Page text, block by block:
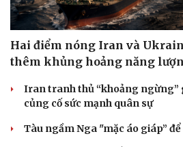
Hai điểm nóng Iran và
thêm khủng hoảng năng
Iran tranh thủ “khoảng ngừng”
củng cố sức mạnh quân sự
Tàu ngầm Nga "mặc áo giáp”